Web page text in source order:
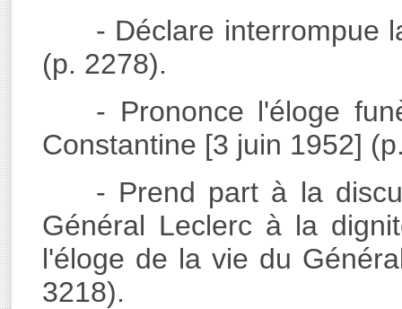
- Déclare interrompue
(p. 2278).
- Prononce l'éloge
Constantine [3 juin 1952]
- Prend part à la
Général Leclerc à la
l'éloge de la vie du
3218).